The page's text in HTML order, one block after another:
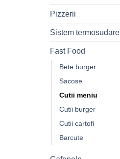
Pizzerii
Sistem termosudare
Fast Food
Bete burger
Sacose
Cutii meniu
Cutii burger
Cutii cartofi
Barcute